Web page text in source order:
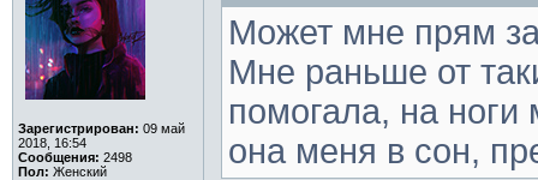
Зарегистрирован: 09 май
2018, 16:54
Сообщения: 2498
Пол: Женский
Может мне прям
Мне раньше от
помогала, на ноги
она меня в сон,